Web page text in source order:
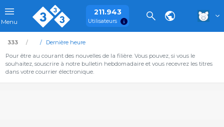
Menu
211.943
Utilisateurs
333
Dernière heure
Pour être au courant des nouvelles de la filière. Vous pouvez, si vous le
souhaitez, souscrire à notre bulletin hebdomadaire et vous recevrez les titres
dans votre courrier électronique.